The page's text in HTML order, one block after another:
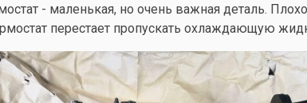
- маленькая, но очень важная деталь.
перестает пропускать охлаждающую